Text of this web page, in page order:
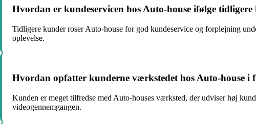
Hvordan er kundeservicen hos Auto-house ifølge tidligere
Tidligere kunder roser Auto-house for god kundeservice og forplejning
oplevelse.
Hvordan opfatter kunderne værkstedet hos Auto-house
Kunden er meget tilfredse med Auto-houses værksted, der udviser høj
videogennemgangen.